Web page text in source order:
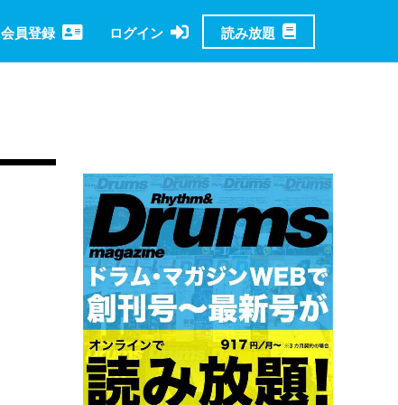
会員登録 ログイン 読み放題